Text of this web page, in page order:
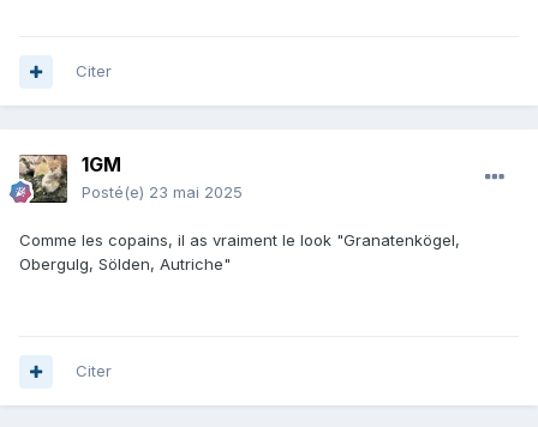
Citer
1GM
Posté(e) 23 mai 2025
Comme les copains, il as vraiment le look "Granatenkögel,
Obergulg, Sölden, Autriche"
Citer